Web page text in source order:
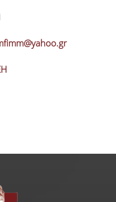
Επίδομα